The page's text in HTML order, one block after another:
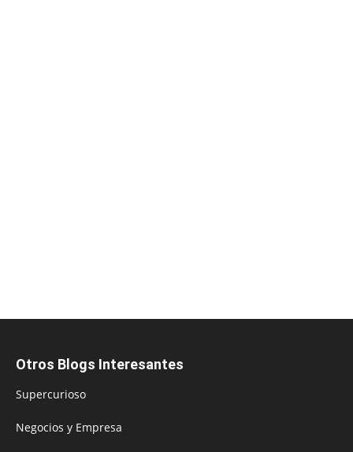
Otros Blogs Interesantes
Supercurioso
Negocios y Empresa